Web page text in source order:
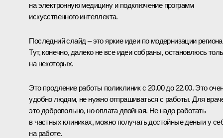
на электронную медицину и подключение программ
искусственного интеллекта.
Последний слайд – это яркие идеи по модернизации
Тут, конечно, далеко не все идеи собраны, остановлюсь
на некоторых.
Это продление работы поликлиник с 20.00 до 22.00. Это
удобно людям, не нужно отпрашиваться с работы. Для
это добровольно, но оплата двойная. Не надо работать
в частных клиниках, можно получать достойные деньги у
на работе.